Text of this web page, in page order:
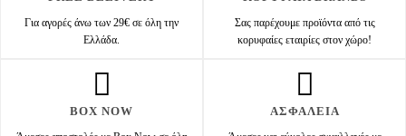
Για αγορές άνω των 29€ σε όλη την
Ελλάδα.
Σας παρέχουμε προϊόντα από τις
κορυφαίες εταιρίες στον χώρο!
BOX NOW ΑΣΦΑΛΕΙΑ